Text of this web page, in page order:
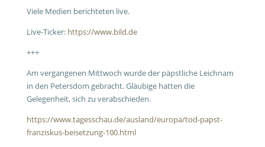
Viele Medien berichteten live.
Live-Ticker: https://www.bild.de
+++
Am vergangenen Mittwoch wurde der päpstliche Leichnam
in den Petersdom gebracht. Gläubige hatten die
Gelegenheit, sich zu verabschieden.
https://www.tagesschau.de/ausland/europa/tod-papst-
franziskus-beisetzung-100.html